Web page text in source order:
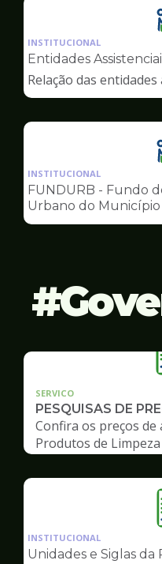
INSTITUCIONAL
Entidades
Relação das
INSTITUCIONAL
FUNDURB - Fundo
Urbano do Município
SERVICO
PESQUISAS DE
Confira os preços de
Produtos de
INSTITUCIONAL
Unidades e Siglas